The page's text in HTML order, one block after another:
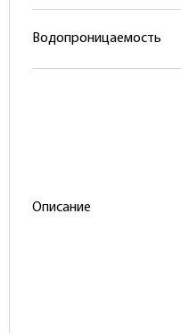
Водопроницаемость
Описание